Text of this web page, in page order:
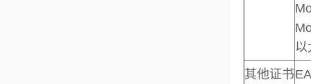
以
其他证书